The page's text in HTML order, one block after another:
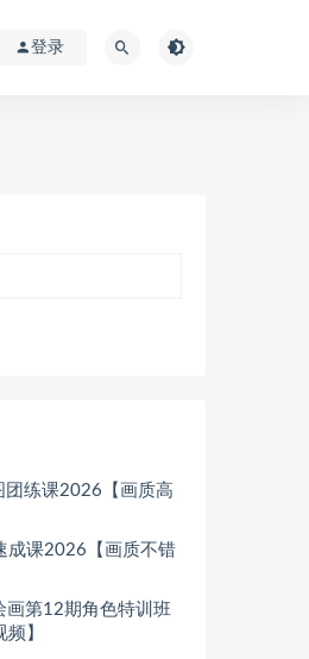
登录
团练课2026【画质高
成课2026【画质不错
画第12期角色特训班
】